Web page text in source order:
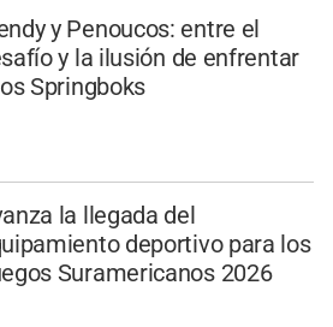
y Penoucos: entre el
y la ilusión de enfrentar
Springboks
la llegada del
deportivo para los
Suramericanos 2026